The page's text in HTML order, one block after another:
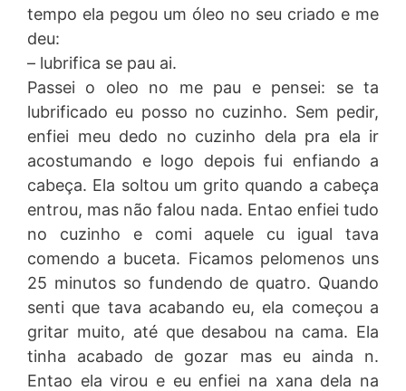
tempo ela pegou um óleo no seu criado e me
deu:
– lubrifica se pau ai.
Passei o oleo no me pau e pensei: se ta
lubrificado eu posso no cuzinho. Sem pedir,
enfiei meu dedo no cuzinho dela pra ela ir
acostumando e logo depois fui enfiando a
cabeça. Ela soltou um grito quando a cabeça
entrou, mas não falou nada. Entao enfiei tudo
no cuzinho e comi aquele cu igual tava
comendo a buceta. Ficamos pelomenos uns
25 minutos so fundendo de quatro. Quando
senti que tava acabando eu, ela começou a
gritar muito, até que desabou na cama. Ela
tinha acabado de gozar mas eu ainda n.
Entao ela virou e eu enfiei na xana dela na